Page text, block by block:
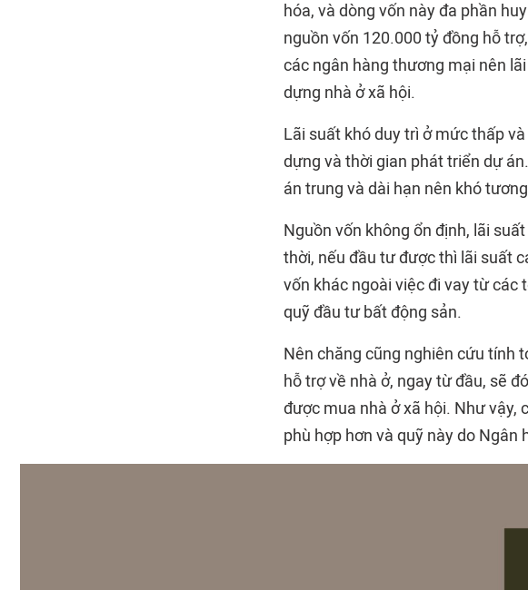
hóa, và dòng vốn này đa phần
nguồn vốn 120.000 tỷ đồng hỗ
các ngân hàng thương mại nên
dựng nhà ở xã hội.
Lãi suất khó duy trì ở mức thấp
dựng và thời gian phát triển dự
án trung và dài hạn nên khó
Nguồn vốn không ổn định, lãi
thời, nếu đầu tư được thì lãi suất
vốn khác ngoài việc đi vay từ các
quỹ đầu tư bất động sản.
Nên chăng cũng nghiên cứu tính
hỗ trợ về nhà ở, ngay từ đầu, sẽ
được mua nhà ở xã hội. Như vậy,
phù hợp hơn và quỹ này do Ngân